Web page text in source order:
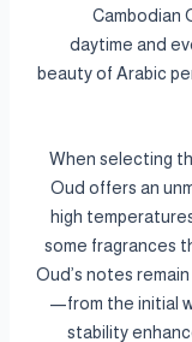
Cambodian
daytime and
beauty of Arabic
When selecting
Oud offers an
high
some fragrances
Oud’s notes
—from the initial
stability